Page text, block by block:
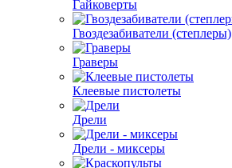
Гайковерты
Гвоздезабиватели (степлеры)
Граверы
Клеевые пистолеты
Дрели
Дрели - миксеры